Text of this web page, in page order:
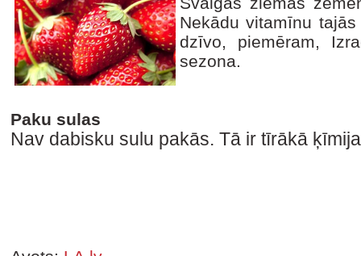
Nekādu vitamīnu
dzīvo, piemēram,
sezona.
Paku sulas
Nav dabisku sulu pakās. Tā ir tīrākā